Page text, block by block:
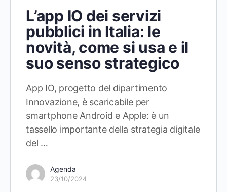
L’app IO dei servizi
pubblici in Italia: le
novità, come si usa e il
suo senso strategico
App IO, progetto del dipartimento
Innovazione, è scaricabile per
smartphone Android e Apple: è un
tassello importante della strategia digitale
del …
Agenda
23/10/2024